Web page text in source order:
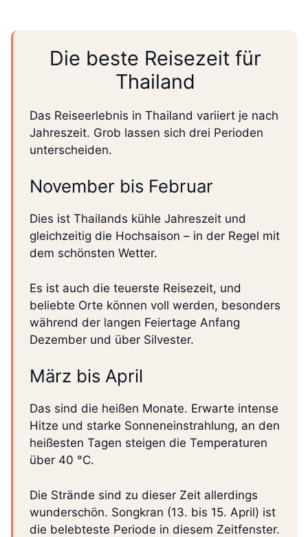
Die beste Reisezeit für
Thailand
Das Reiseerlebnis in Thailand variiert je nach
Jahreszeit. Grob lassen sich drei Perioden
unterscheiden.
November bis Februar
Dies ist Thailands kühle Jahreszeit und
gleichzeitig die Hochsaison – in der Regel mit
dem schönsten Wetter.
Es ist auch die teuerste Reisezeit, und
beliebte Orte können voll werden, besonders
während der langen Feiertage Anfang
Dezember und über Silvester.
März bis April
Das sind die heißen Monate. Erwarte intense
Hitze und starke Sonneneinstrahlung, an den
heißesten Tagen steigen die Temperaturen
über 40 °C.
Die Strände sind zu dieser Zeit allerdings
wunderschön. Songkran (13. bis 15. April) ist
die belebteste Periode in diesem Zeitfenster.